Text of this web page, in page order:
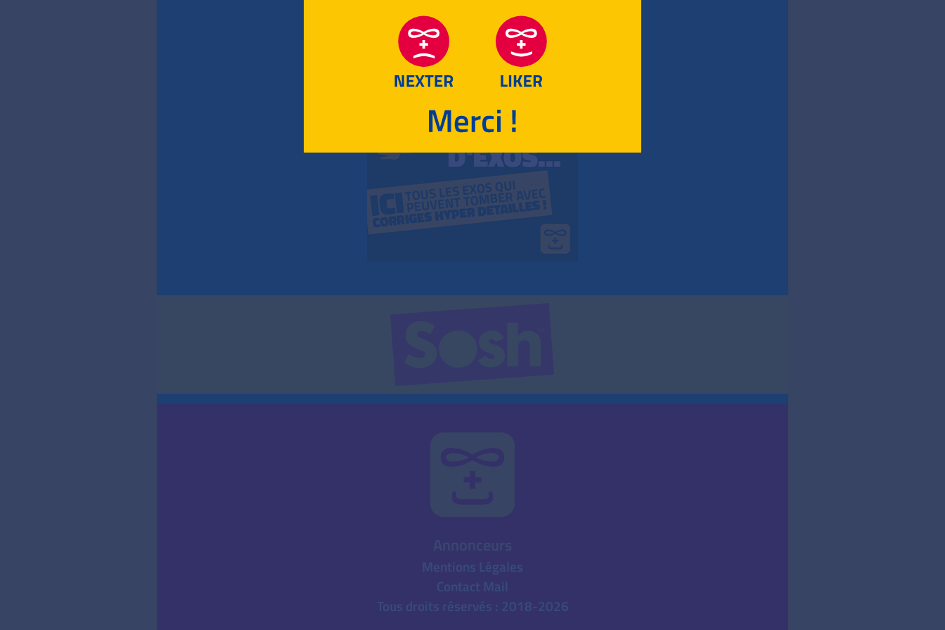
RETOUR
Mentions Légales
Contact Mail
Tous droits réservés : 2018-2026